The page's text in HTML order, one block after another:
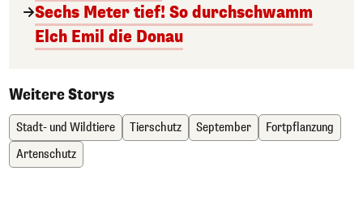
Sechs Meter tief! So durchschwamm
Elch Emil die Donau
Weitere Storys
Stadt- und Wildtiere Tierschutz September
Fortpflanzung
Artenschutz